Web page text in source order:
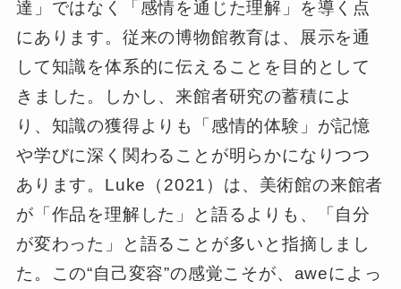
達」ではなく「感情を通じた理解」を導く点
にあります。従来の博物館教育は、展示を通
して知識を体系的に伝えることを目的として
きました。しかし、来館者研究の蓄積によ
り、知識の獲得よりも「感情的体験」が記憶
や学びに深く関わることが明らかになりつつ
あります。Luke（2021）は、美術館の来館者
が「作品を理解した」と語るよりも、「自分
が変わった」と語ることが多いと指摘しまし
た。この“自己変容”の感覚こそが、aweによっ